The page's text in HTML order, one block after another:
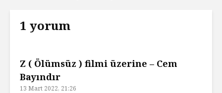
1 yorum
Z ( Ölümsüz ) filmi üzerine – Cem
Bayındır
13 Mart 2022, 21:26